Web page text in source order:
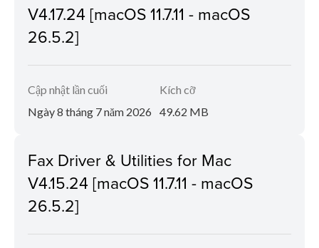
V4.17.24 [macOS 11.7.11 - macOS
26.5.2]
Cập nhật lần cuối
Ngày 8 tháng 7 năm 2026
Kích cỡ
49.62 MB
Fax Driver & Utilities for Mac
V4.15.24 [macOS 11.7.11 - macOS
26.5.2]